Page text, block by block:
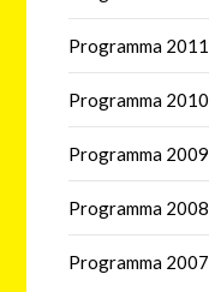
Programma 2011
Programma 2010
Programma 2009
Programma 2008
Programma 2007